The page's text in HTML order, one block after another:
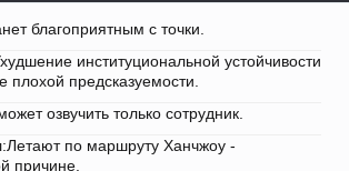
благоприятным с точки.
институциональной устойчивости
плохой предсказуемости.
озвучить только сотрудник.
по маршруту Ханчжоу -
причине.